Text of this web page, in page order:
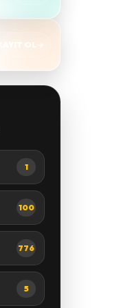
KAYIT OL
1
100
776
5